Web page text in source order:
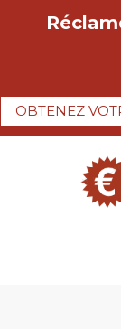
OBTENEZ